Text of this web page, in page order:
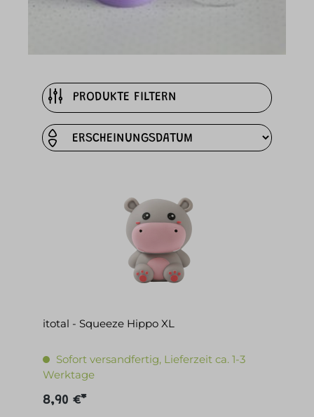
PRODUKTE FILTERN
itotal - Squeeze Hippo XL
Sofort versandfertig, Lieferzeit ca. 1-3
Werktage
8,90 €*